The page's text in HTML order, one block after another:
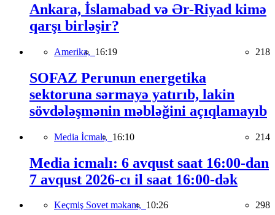
Ankara, İslamabad və Ər-Riyad kimə
qarşı birləşir?
Amerika, 16:19 218
SOFAZ Perunun energetika
sektoruna sərmayə yatırıb, lakin
sövdələşmənin məbləğini açıqlamayıb
Media İcmalı, 16:10 214
Media icmalı: 6 avqust saat 16:00-dan
7 avqust 2026-cı il saat 16:00-dək
Keçmiş Sovet məkanı, 10:26 298